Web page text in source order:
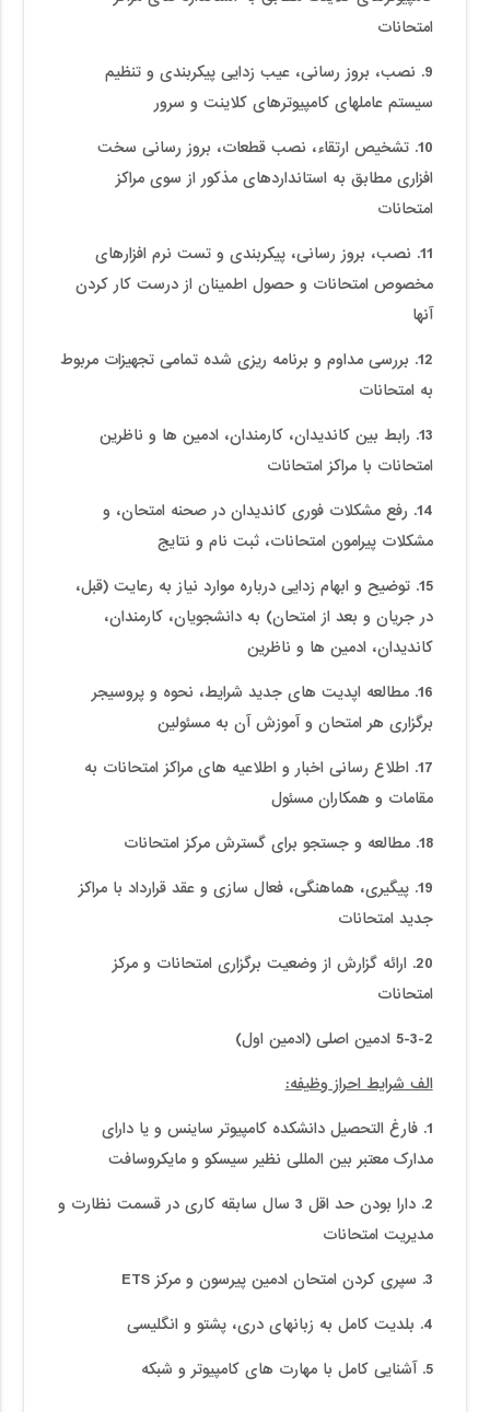
امتحانات
9. نصب، بروز رسانی، عیب زدایی پیکربندی و تنظیم
سیستم عاملهای کامپیوترهای کلاینت و سرور
10. تشخیص ارتقاء، نصب قطعات، بروز رسانی سخت
افزاری مطابق به استانداردهای مذکور از سوی مراکز
امتحانات
11. نصب، بروز رسانی، پیکربندی و تست نرم افزارهای
مخصوص امتحانات و حصول اطمینان از درست کار کردن
آنها
12. بررسی مداوم و برنامه ریزی شده تمامی تجهیزات مربوط
به امتحانات
13. رابط بین کاندیدان، کارمندان، ادمین ها و ناظرین
امتحانات با مراکز امتحانات
14. رفع مشکلات فوری کاندیدان در صحنه امتحان، و
مشکلات پیرامون امتحانات، ثبت نام و نتایج
15. توضیح و ابهام زدایی درباره موارد نیاز به رعایت (قبل،
در جریان و بعد از امتحان) به دانشجویان، کارمندان،
کاندیدان، ادمین ها و ناظرین
16. مطالعه اپدیت های جدید شرایط، نحوه و پروسیجر
برگزاری هر امتحان و آموزش آن به مسئولین
17. اطلاع رسانی اخبار و اطلاعیه های مراکز امتحانات به
مقامات و همکاران مسئول
18. مطالعه و جستجو برای گسترش مرکز امتحانات
19. پیگیری، هماهنگی، فعال سازی و عقد قرارداد با مراکز
جدید امتحانات
20. ارائه گزارش از وضعیت برگزاری امتحانات و مرکز
امتحانات
5-3-2 ادمین اصلی (ادمین اول)
الف شرایط احراز وظیفه:
1. فارغ التحصیل دانشکده کامپیوتر ساینس و یا دارای
مدارک معتبر بین المللی نظیر سیسکو و مایکروسافت
2. دارا بودن حد اقل 3 سال سابقه کاری در قسمت نظارت و
مدیریت امتحانات
3. سپری کردن امتحان ادمین پیرسون و مرکز ETS
4. بلدیت کامل به زبانهای دری، پشتو و انگلیسی
5. آشنایی کامل با مهارت های کامپیوتر و شبکه